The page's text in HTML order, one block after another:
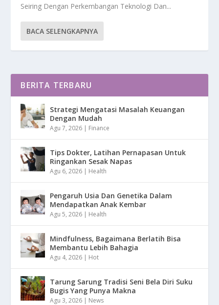
Seiring Dengan Perkembangan Teknologi Dan...
BACA SELENGKAPNYA
BERITA TERBARU
Strategi Mengatasi Masalah Keuangan
Dengan Mudah
Agu 7, 2026 | Finance
Tips Dokter, Latihan Pernapasan Untuk
Ringankan Sesak Napas
Agu 6, 2026 | Health
Pengaruh Usia Dan Genetika Dalam
Mendapatkan Anak Kembar
Agu 5, 2026 | Health
Mindfulness, Bagaimana Berlatih Bisa
Membantu Lebih Bahagia
Agu 4, 2026 | Hot
Tarung Sarung Tradisi Seni Bela Diri Suku
Bugis Yang Punya Makna
Agu 3, 2026 | News